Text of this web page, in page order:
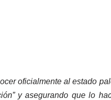
oficialmente al estado
y asegurando que lo